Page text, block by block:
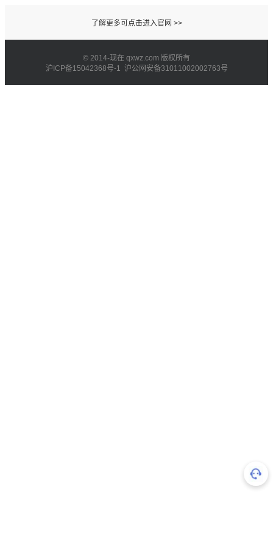
了解更多可点击进入官网 >>
© 2014-现在 qxwz.com 版权所有
沪ICP备15042368号-1 沪公网安备31011002002763号